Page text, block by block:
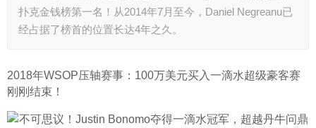
扑克金钱榜第一名！从2014年7月至今，Daniel Negreanu已
经占据了榜首的位置长达4年之久。
2018年WSOP压轴赛事：100万美元买入一滴水超级豪客赛
刚刚结束！